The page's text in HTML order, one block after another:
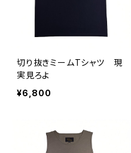
切り抜きミームTシャツ 現
実見ろよ
¥6,800